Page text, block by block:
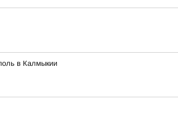
в Калмыкии